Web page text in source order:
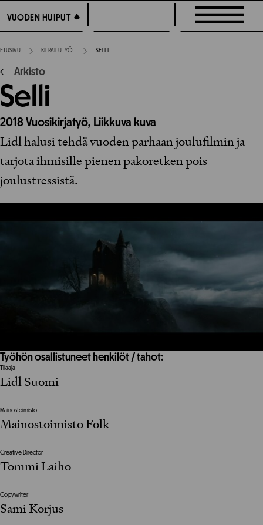
suoraan
sisältöön
VUODEN HUIPUT
VUODEN HUIPUT
ETUSIVU KILPAILUTYÖT SELLI
Arkisto
Selli
2018Vuosikirjatyö, Liikkuva kuva
Lidl halusi tehdä vuoden parhaan joulufilmin ja
tarjota ihmisille pienen pakoretken pois
joulustressistä.
Työhön osallistuneet henkilöt / tahot:
Tilaaja
Lidl Suomi
Mainostoimisto
Mainostoimisto Folk
Creative Director
Tommi Laiho
Copywriter
Sami Korjus